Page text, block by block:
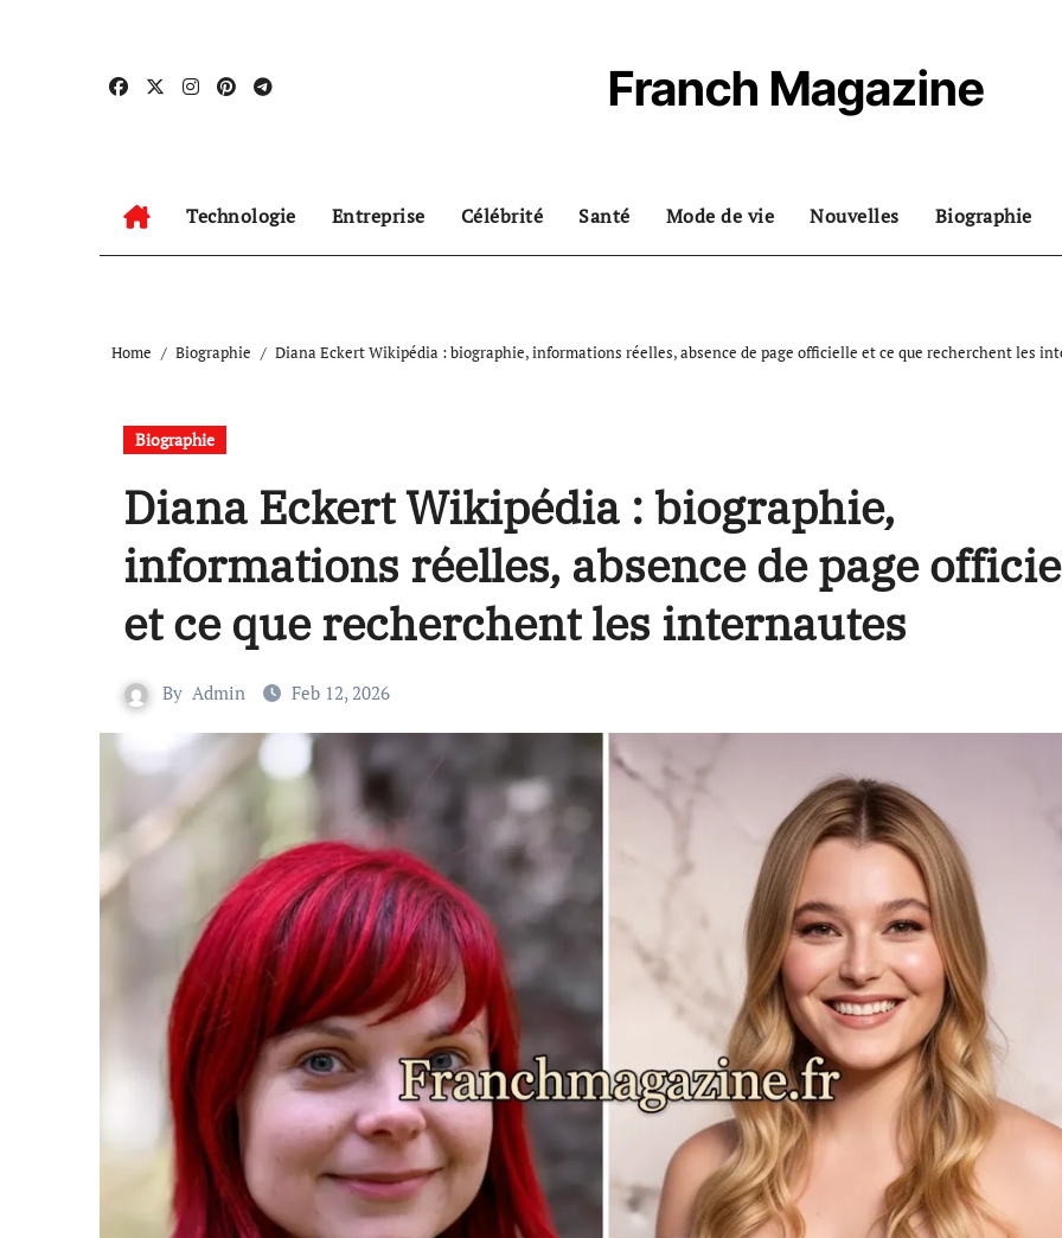
Franch Magazine
Technologie Entreprise Célébrité Santé Mode de vie Nouvelles Biographie
Home Biographie Diana Eckert Wikipédia : biographie, informations réelles, absence de page officielle et ce que recherchent les
Biographie
Diana Eckert Wikipédia : biographie,
informations réelles, absence de page
et ce que recherchent les internautes
By Admin Feb 12, 2026